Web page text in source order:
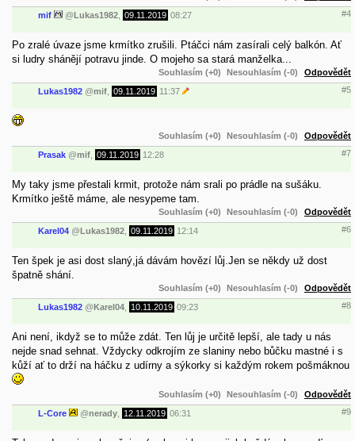
mif @Lukas1982 09.11.2019 08:27 #4
Po zralé úvaze jsme krmítko zrušili. Ptáčci nám zasírali celý balkón. Ať
si ludry shánějí potravu jinde. O mojeho sa stará manželka...
Souhlasím (+0) Nesouhlasím (-0) Odpovědět
Lukas1982 @mif 09.11.2019 11:37 #5
Souhlasím (+0) Nesouhlasím (-0) Odpovědět
Prasak @mif 09.11.2019 12:28 #7
My taky jsme přestali krmit, protože nám srali po prádle na sušáku.
Krmítko ještě máme, ale nesypeme tam.
Souhlasím (+0) Nesouhlasím (-0) Odpovědět
Karel04 @Lukas1982 09.11.2019 12:14 #6
Ten špek je asi dost slaný,já dávám hovězí lůj.Jen se někdy už dost
špatně shání.
Souhlasím (+0) Nesouhlasím (-0) Odpovědět
Lukas1982 @Karel04 10.11.2019 09:23 #8
Ani není, ikdyž se to může zdát. Ten lůj je určitě lepší, ale tady u nás
nejde snad sehnat. Vždycky odkrojím ze slaniny nebo bůčku mastné i s
kůží ať to drží na háčku z udírny a sýkorky si každým rokem pošmáknou
Souhlasím (+0) Nesouhlasím (-0) Odpovědět
L-Core @nerady 12.11.2019 06:31 #9